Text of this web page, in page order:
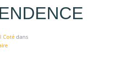
Coté dans